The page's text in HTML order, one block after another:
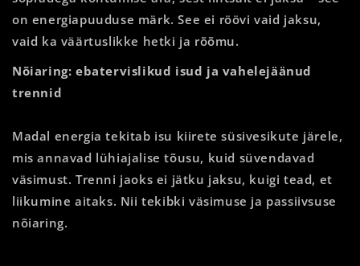
on energiapuuduse märk. See ei röövi vaid jaksu,
vaid ka väärtuslikke hetki ja rõõmu.
Nõiaring: ebatervislikud isud ja vahelejäänud
trennid
Madal energia tekitab isu kiirete süsivesikute järele,
mis annavad lühiajalise tõusu, kuid süvendavad
väsimust. Trenni jaoks ei jätku jaksu, kuigi tead, et
liikumine aitaks. Nii tekibki väsimuse ja passiivsuse
nõiaring.